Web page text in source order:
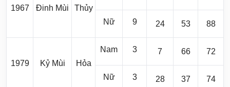
1967 Đinh Mùi Thủy
Nữ 9 24 53 88
1979 Kỷ Mùi Hỏa
Nam 3 7 66 72
Nữ 3 28 37 74